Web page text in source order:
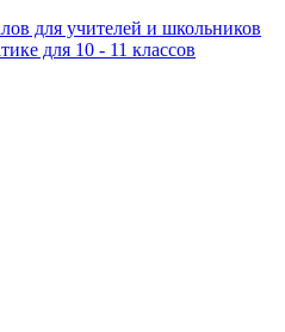
для учителей и школьников
для 10 - 11 классов